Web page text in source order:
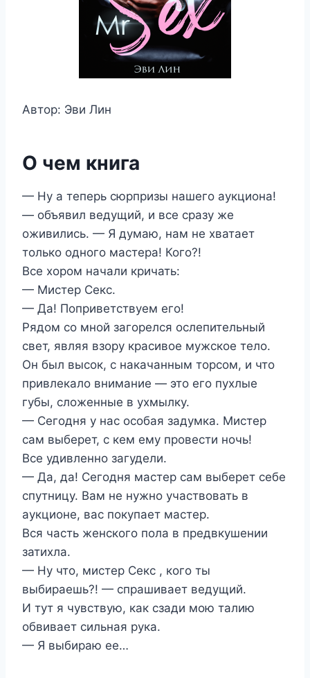
Автор: Эви Лин
О чем книга
— Ну а теперь сюрпризы нашего аукциона!
— объявил ведущий, и все сразу же
оживились. — Я думаю, нам не хватает
только одного мастера! Кого?!
Все хором начали кричать:
— Мистер Секс.
— Да! Поприветствуем его!
Рядом со мной загорелся ослепительный
свет, являя взору красивое мужское тело.
Он был высок, с накачанным торсом, и что
привлекало внимание — это его пухлые
губы, сложенные в ухмылку.
— Сегодня у нас особая задумка. Мистер
сам выберет, с кем ему провести ночь!
Все удивленно загудели.
— Да, да! Сегодня мастер сам выберет себе
спутницу. Вам не нужно участвовать в
аукционе, вас покупает мастер.
Вся часть женского пола в предвкушении
затихла.
— Ну что, мистер Секс , кого ты
выбираешь?! — спрашивает ведущий.
И тут я чувствую, как сзади мою талию
обвивает сильная рука.
— Я выбираю ее…